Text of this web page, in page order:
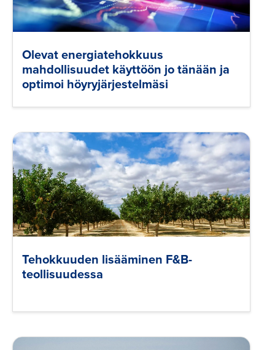
Olevat energiatehokkuus
mahdollisuudet käyttöön jo tänään ja
optimoi höyryjärjestelmäsi
Tehokkuuden lisääminen F&B-
teollisuudessa